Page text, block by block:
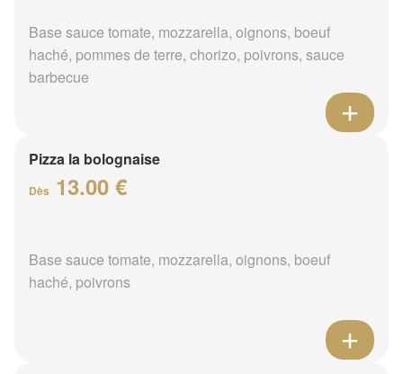
Base sauce tomate, mozzarella, oignons, boeuf
haché, pommes de terre, chorizo, poivrons, sauce
barbecue
Pizza la bolognaise
Dès 13.00 €
Base sauce tomate, mozzarella, oignons, boeuf
haché, poivrons